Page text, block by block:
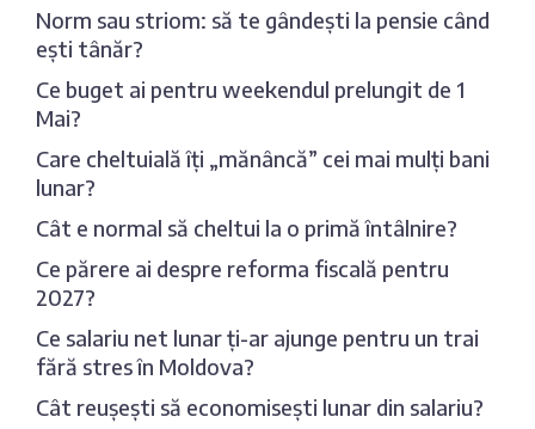
Norm sau striom: să te gândești la pensie când
ești tânăr?
Ce buget ai pentru weekendul prelungit de 1
Mai?
Care cheltuială îți „mănâncă” cei mai mulți bani
lunar?
Cât e normal să cheltui la o primă întâlnire?
Ce părere ai despre reforma fiscală pentru
2027?
Ce salariu net lunar ți-ar ajunge pentru un trai
fără stres în Moldova?
Cât reușești să economisești lunar din salariu?